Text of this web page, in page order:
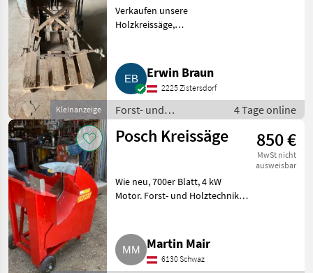
Kleinanzeige
Verkaufen unsere
Holzkreissäge,
KreissägenErwin Braun
2225 Zistersdorf
Forst- und
Holztechnik /
Kreissägen
4 Tage online
Posch Kreissäge 850 €
MwSt nicht
ausweisbar
Wie neu, 700er Blatt, 4 kW
Motor. Forst- und Holztechnik
Martin Mair
6130 Schwaz